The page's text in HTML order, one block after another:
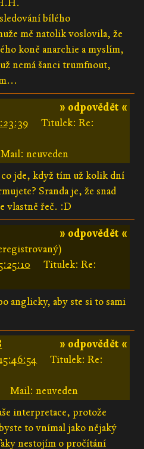
bílého
mě natolik voslovila, že
koně anarchie a myslím,
nemá šanci trumfnout,
» odpovědět «
Titulek: Re:
Mail: neuveden
jde, když tím už kolik dní
Sranda je, že snad
vlastně řeč. :D
» odpovědět «
Titulek: Re:
anglicky, aby ste si to sami
» odpovědět «
Titulek: Re:
Mail: neuveden
interpretace, protože
to vnímal jako nějaký
nestojím o pročítání